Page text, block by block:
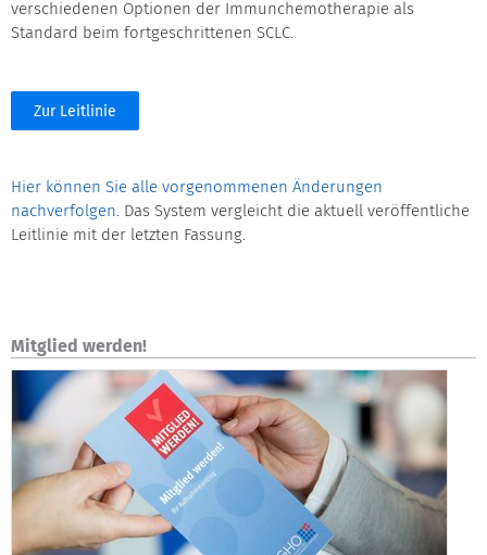
verschiedenen Optionen der Immunchemotherapie als
Standard beim fortgeschrittenen SCLC.
Zur Leitlinie
Hier können Sie alle vorgenommenen Änderungen
nachverfolgen. Das System vergleicht die aktuell veröffentliche
Leitlinie mit der letzten Fassung.
Mitglied werden!